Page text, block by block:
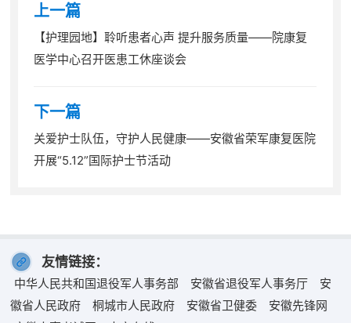
上一篇
【护理园地】聆听患者心声 提升服务质量——院康复
医学中心召开医患工休座谈会
下一篇
关爱护士队伍，守护人民健康——安徽省荣军康复医院
开展“5.12”国际护士节活动
友情链接：
中华人民共和国退役军人事务部 安徽省退役军人事务厅
安
徽省人民政府
桐城市人民政府 安徽省卫健委
安徽先锋网